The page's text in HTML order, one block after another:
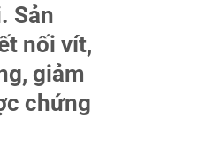
Sản
nối vít,
giảm
chứng